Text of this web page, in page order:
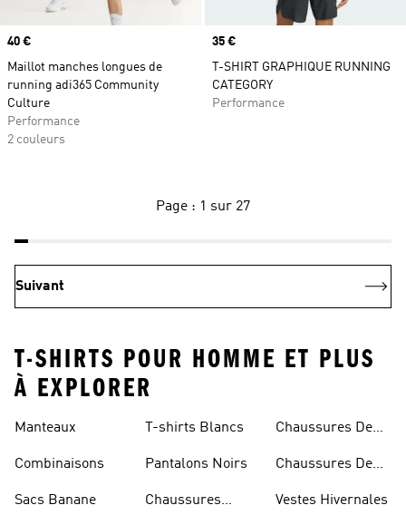
Prix
40 €
Maillot manches longues de
running adi365 Community
Culture
Performance
2 couleurs
Prix
35 €
T-SHIRT GRAPHIQUE RUNNING
CATEGORY
Performance
Page : 1 sur 27
Suivant
T-SHIRTS POUR HOMME ET PLUS
À EXPLORER
Manteaux
Combinaisons
Sacs Banane
T-shirts Blancs
Pantalons Noirs
Chaussures
Chaussures De
Chaussures De
Vestes Hivernales